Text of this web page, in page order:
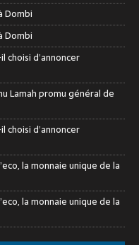
Dombi
Dombi
d’annoncer
Lamah promu général de
d’annoncer
la monnaie unique de la
la monnaie unique de la